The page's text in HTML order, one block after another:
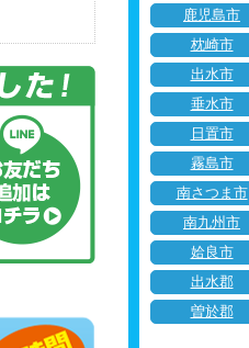
鹿児島市
枕崎市
出水市
垂水市
日置市
霧島市
南さつま市
南九州市
姶良市
出水郡
曽於郡